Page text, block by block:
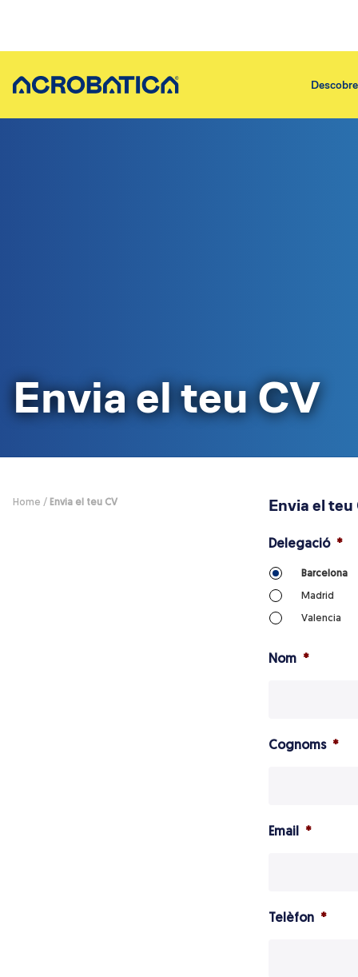
Què t’oferim
Envia el teu CV
Envia el teu CV
Home / Envia el teu CV Envia el teu
Delegació *
Barcelona
Madrid
Valencia
Nom *
Cognoms *
Email *
Telèfon *